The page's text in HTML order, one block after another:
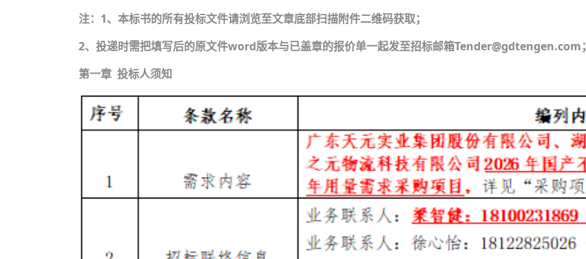
注：1、本标书的所有投标文件请浏览至文章底部扫描附件二维码获取；
2、投递时需把填写后的原文件word版本与已盖章的报价单一起发至招标邮箱Tender@gdtengen.com；
第一章 投标人须知